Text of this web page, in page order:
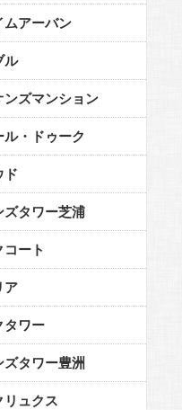
ムアーバン
ル
ンズマンション
ル・ドゥーク
ド
ズタワー芝浦
ート
ア
タワー
ズタワー豊洲
リュクス